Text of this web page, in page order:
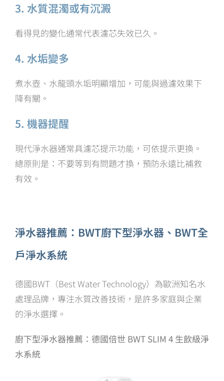
3. 水質混濁或有沉澱
看得見的變化通常代表濾芯失效已久。
4. 水垢變多
煮水壺、水龍頭水垢明顯增加，可能與過濾效果下
降有關。
5. 機器提醒
現代淨水器通常具濾芯提示功能，可依提示更換。
總原則是：不要等到有問題才換，預防永遠比補救
有效。
淨水器推薦：BWT廚下型淨水器、BWT全
戶淨水系統
德國BWT（Best Water Technology）為歐洲知名水
處理品牌，專注水質改善技術，是許多家庭與企業
的淨水選擇。
廚下型淨水器推薦：德國倍世 BWT SLIM 4 生飲級淨
水系統